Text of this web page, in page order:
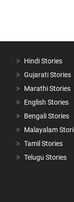
Hindi Stories
Gujarati Stories
Marathi Stories
English Stories
Bengali Stories
Malayalam
Tamil Stories
Telugu Stories